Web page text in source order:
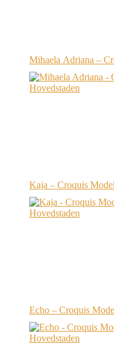
Mihaela Adriana –
Kaja – Croquis
Echo – Croquis